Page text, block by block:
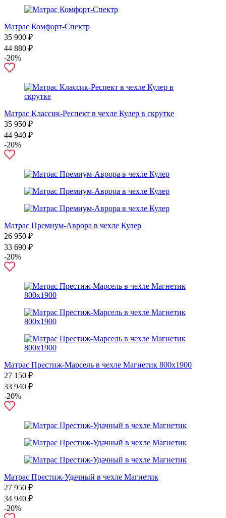
Матрас Комфорт-Спектр
35 900 ₽
44 880 ₽
-20%
Матрас Классик-Респект в чехле Кулер в скрутке
35 950 ₽
44 940 ₽
-20%
Матрас Премиум-Аврора в чехле Кулер
26 950 ₽
33 690 ₽
-20%
Матрас Престиж-Марсель в чехле Магнетик 800х1900
27 150 ₽
33 940 ₽
-20%
Матрас Престиж-Удачный в чехле Магнетик
27 950 ₽
34 940 ₽
-20%